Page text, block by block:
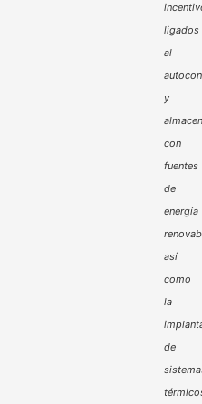
ligados
al
y
con
fuentes
de
energía
así
como
la
de